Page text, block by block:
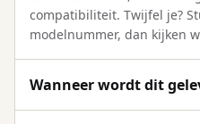
compatibiliteit. Twijfel je?
modelnummer, dan kijken
Wanneer wordt dit